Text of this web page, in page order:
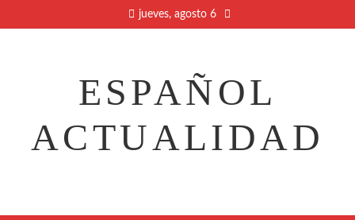
jueves, agosto 6
ESPAÑOL
ACTUALIDAD